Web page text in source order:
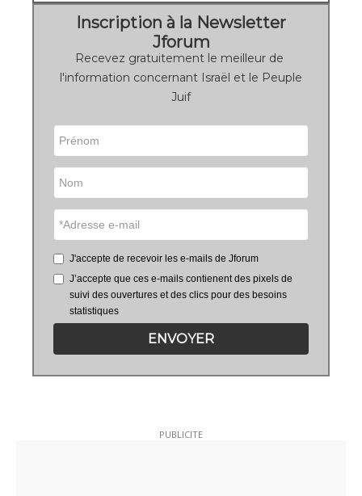
Inscription à la Newsletter
Jforum
Recevez gratuitement le meilleur de
l'information concernant Israël et le Peuple
Juif
J'accepte de recevoir les e-mails de Jforum
J’accepte que ces e-mails contienent des pixels de
suivi des ouvertures et des clics pour des besoins
statistiques
ENVOYER